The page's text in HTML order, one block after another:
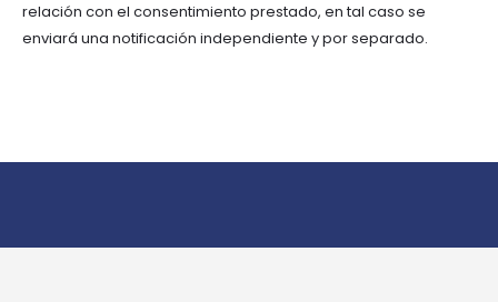
relación con el consentimiento prestado, en tal caso se
enviará una notificación independiente y por separado.